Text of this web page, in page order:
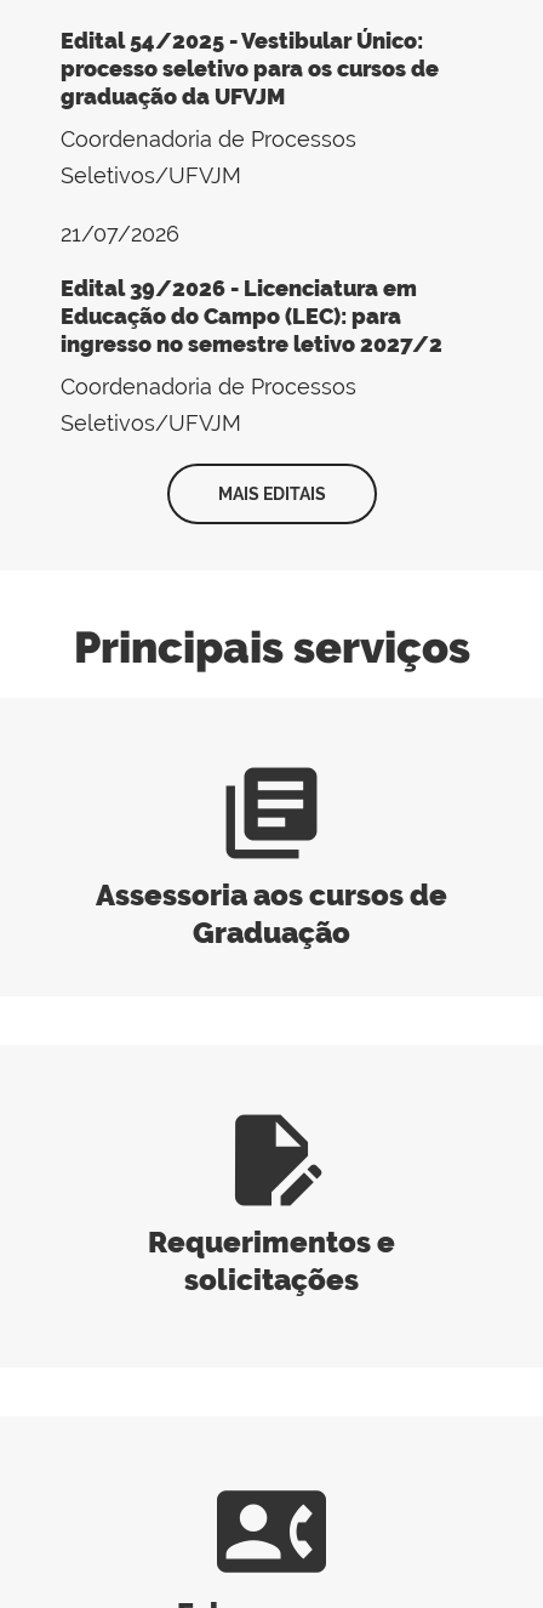
Edital 54/2025 - Vestibular Único:
processo seletivo para os cursos de
graduação da UFVJM
Coordenadoria de Processos
Seletivos/UFVJM
21/07/2026
Edital 39/2026 - Licenciatura em
Educação do Campo (LEC): para
ingresso no semestre letivo 2027/2
Coordenadoria de Processos
Seletivos/UFVJM
MAIS EDITAIS
Principais serviços
library_books
Assessoria aos cursos de
Graduação
edit_document
Requerimentos e
solicitações
contact_phone